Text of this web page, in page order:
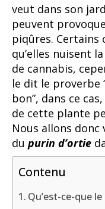
veut dans son
peuvent
piqûres.
qu’elles nuisent
de cannabis,
le dit le proverbe
bon”, dans ce
de cette plante
Nous allons donc
du purin d’ortie
Contenu
Qu’est-ce-que